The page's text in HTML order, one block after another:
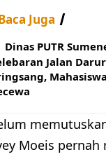
Juga
Dinas PUTR
Jalan
Moeis